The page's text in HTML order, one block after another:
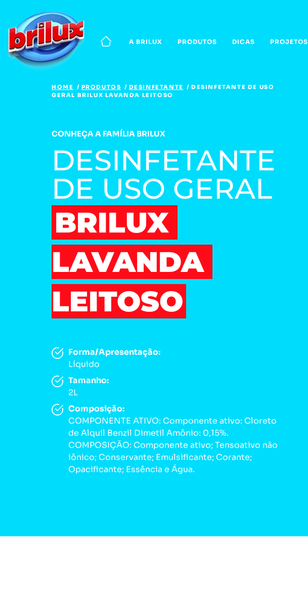
A BRILUX PRODUTOS DICAS PROJETOS
HOME PRODUTOS DESINFETANTE
DESINFETANTE DE USO
GERAL BRILUX LAVANDA LEITOSO
CONHEÇA A FAMÍLIA BRILUX
DESINFETANTE
DE USO GERAL
BRILUX
LAVANDA
LEITOSO
Forma/Apresentação:
Líquido
Tamanho:
2L
Composição:
COMPONENTE ATIVO: Componente ativo: Cloreto
de Alquil Benzil Dimetil Amônio: 0,15%.
COMPOSIÇÃO: Componente ativo; Tensoativo não
iônico; Conservante; Emulsificante; Corante;
Opacificante; Essência e Água.